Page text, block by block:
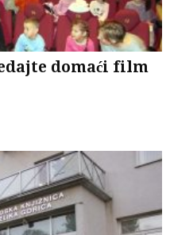
domaći film